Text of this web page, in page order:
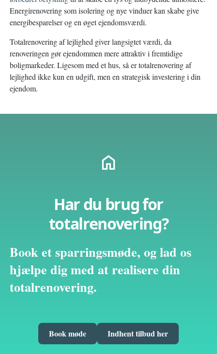
Energirenovering som isolering og nye vinduer kan skabe give
energibesparelser og en øget ejendomsværdi.
Totalrenovering af lejlighed giver langsigtet værdi, da
renoveringen gør ejendommen mere attraktiv i fremtidige
boligmarkeder. Ligesom med et hus, så er totalrenovering af
lejlighed ikke kun en udgift, men en strategisk investering i din
ejendom.
Har du brug for
totalrenovering?
Book et sparringsmøde, og lad os
hjælpe dig med at realisere din
totalrenovering.
Book møde Indhent tilbud her